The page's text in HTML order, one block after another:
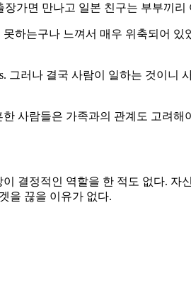
가면 만나고 일본 친구는 부부끼리
하는구나 느껴서 매우 위축되어 있
그러나 결국 사람이 일하는 것이니
사람들은 가족과의 관계도 고려해
결정적인 역할을 한 적도 없다. 자
을 끊을 이유가 없다.